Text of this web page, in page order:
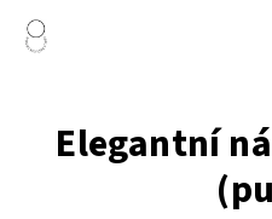
obsah
Elegantní